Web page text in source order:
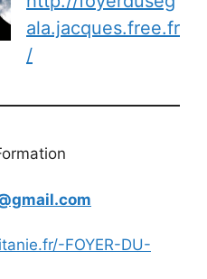
ala.jacques.free.fr
/
FOYER-DU-